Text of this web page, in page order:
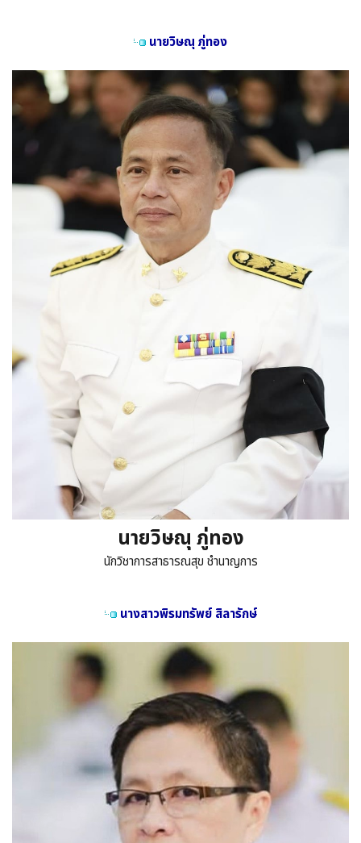
นายวิษณุ ภู่ทอง
นายวิษณุ ภู่ทอง
นักวิชาการสาธารณสุข ชำนาญการ
นางสาวพิรมทรัพย์ สิลารักษ์